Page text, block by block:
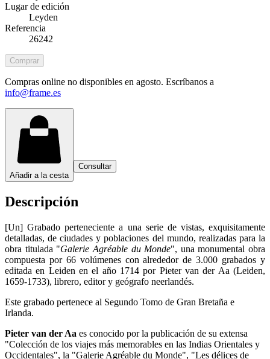
Lugar de edición
Leyden
Referencia
26242
Comprar
Compras online no disponibles en agosto. Escríbanos a
info@frame.es
Añadir a la cesta
Consultar
Descripción
[Un] Grabado perteneciente a una serie de vistas, exquisitamente
detalladas, de ciudades y poblaciones del mundo, realizadas para la
obra titulada "Galerie Agréable du Monde", una monumental obra
compuesta por 66 volúmenes con alrededor de 3.000 grabados y
editada en Leiden en el año 1714 por Pieter van der Aa (Leiden,
1659-1733), librero, editor y geógrafo neerlandés.
Este grabado pertenece al Segundo Tomo de Gran Bretaña e
Irlanda.
Pieter van der Aa es conocido por la publicación de su extensa
"Colección de los viajes más memorables en las Indias Orientales y
Occidentales", la "Galerie Agréable du Monde", "Les délices de